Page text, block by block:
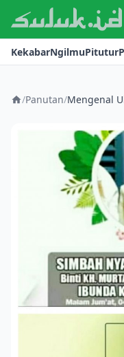
Kerjasama
Kontak
KekabarNgilmuPitutur
/Panutan/